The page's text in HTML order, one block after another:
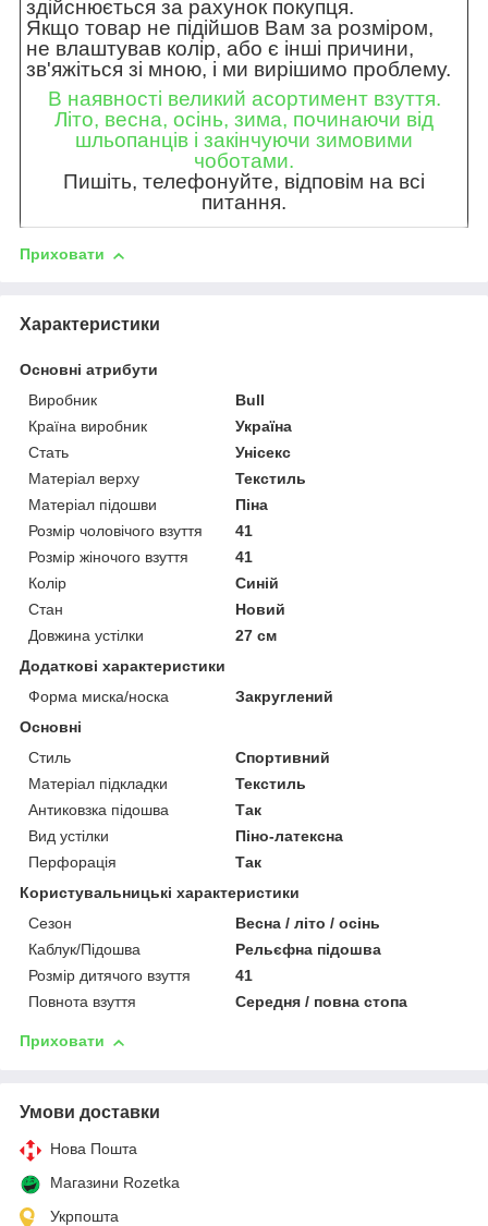
здійснюється за рахунок покупця.
Якщо товар не підійшов Вам за розміром,
не влаштував колір, або є інші причини,
зв'яжіться зі мною, і ми вирішимо проблему.
В наявності великий асортимент взуття.
Літо, весна, осінь, зима, починаючи від
шльопанців і закінчуючи зимовими
чоботами.
Пишіть, телефонуйте, відповім на всі
питання.
Приховати
Характеристики
Основні атрибути
Виробник
Bull
Країна виробник
Україна
Стать
Унісекс
Матеріал верху
Текстиль
Матеріал підошви
Піна
Розмір чоловічого взуття
41
Розмір жіночого взуття
41
Колір
Синій
Стан
Новий
Довжина устілки
27 см
Додаткові характеристики
Форма миска/носка
Закруглений
Основні
Стиль
Спортивний
Матеріал підкладки
Текстиль
Антиковзка підошва
Так
Вид устілки
Піно-латексна
Перфорація
Так
Користувальницькі характеристики
Сезон
Весна / літо / осінь
Каблук/Підошва
Рельєфна підошва
Розмір дитячого взуття
41
Повнота взуття
Середня / повна стопа
Приховати
Умови доставки
Нова Пошта
Магазини Rozetka
Укрпошта